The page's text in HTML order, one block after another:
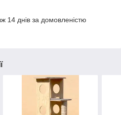
14 днів за домовленістю